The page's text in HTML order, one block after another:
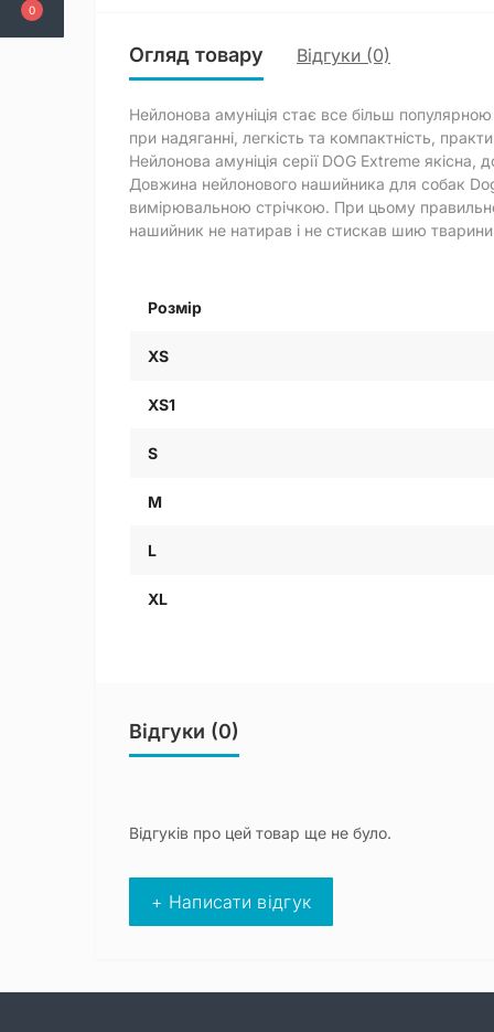
0
Огляд товару Відгуки (0)
Нейлонова амуніція стає все більш
при надяганні, легкість та компактність,
Нейлонова амуніція серії DOG Extreme
Довжина нейлонового нашийника для собак
вимірювальною стрічкою. При цьому
нашийник не натирав і не стискав шию
Розмір
XS
XS1
S
M
L
XL
Відгуки (0)
Відгуків про цей товар ще не було.
+ Написати відгук